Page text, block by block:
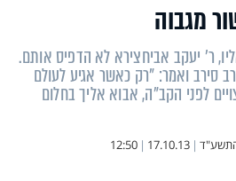
מגבוה
ר' יעקב אביחצירא לא הדפיס אותם.
סירב ואמר: "רק כאשר אגיע לעולם
לפני הקב"ה, אבוא אליך בחלום
התשע"ד |
17.10.13
|
12:50